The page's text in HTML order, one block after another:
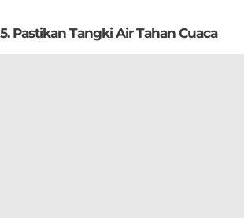
5. Pastikan Tangki Air Tahan Cuaca